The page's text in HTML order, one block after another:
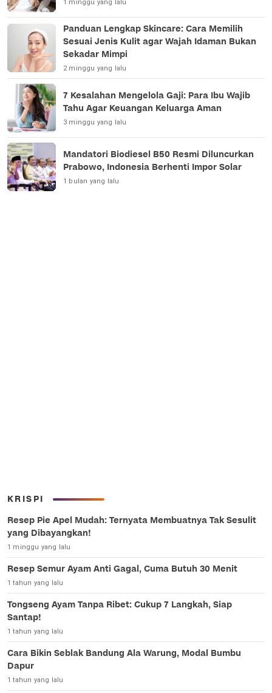
1 minggu yang lalu
Panduan Lengkap Skincare: Cara Memilih
Sesuai Jenis Kulit agar Wajah Idaman Bukan
Sekadar Mimpi
2 minggu yang lalu
7 Kesalahan Mengelola Gaji: Para Ibu Wajib
Tahu Agar Keuangan Keluarga Aman
3 minggu yang lalu
Mandatori Biodiesel B50 Resmi Diluncurkan
Prabowo, Indonesia Berhenti Impor Solar
1 bulan yang lalu
KRISPI
Resep Pie Apel Mudah: Ternyata Membuatnya Tak Sesulit
yang Dibayangkan!
1 minggu yang lalu
Resep Semur Ayam Anti Gagal, Cuma Butuh 30 Menit
1 tahun yang lalu
Tongseng Ayam Tanpa Ribet: Cukup 7 Langkah, Siap
Santap!
1 tahun yang lalu
Cara Bikin Seblak Bandung Ala Warung, Modal Bumbu
Dapur
1 tahun yang lalu